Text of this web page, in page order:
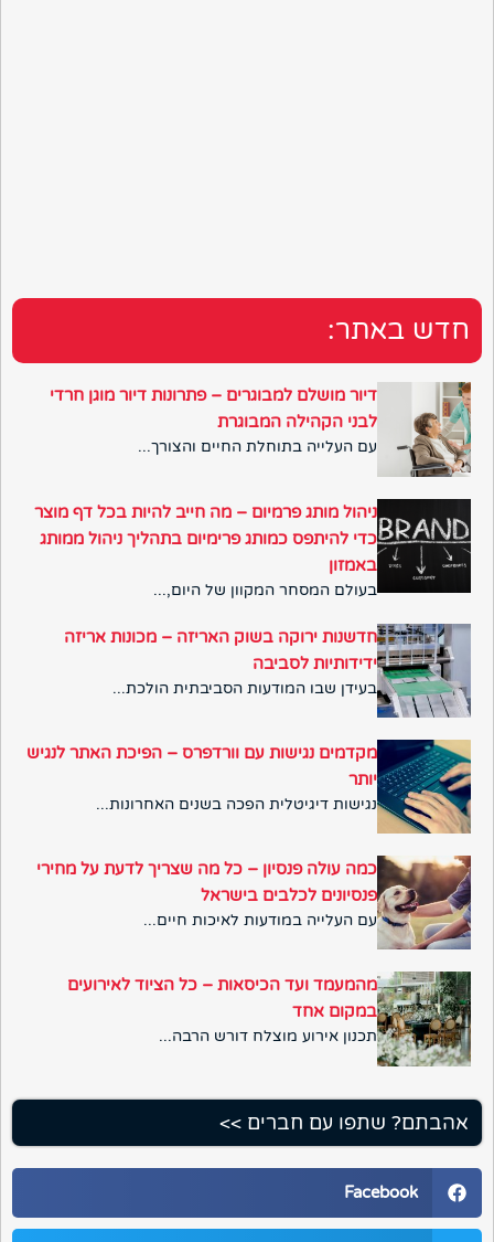
חדש באתר:
דיור מושלם למבוגרים – פתרונות דיור מוגן חרדי
לבני הקהילה המבוגרת
עם העלייה בתוחלת החיים והצורך...
ניהול מותג פרמיום – מה חייב להיות בכל דף מוצר
כדי להיתפס כמותג פרימיום בתהליך ניהול ממותג
באמזון
בעולם המסחר המקוון של היום,...
חדשנות ירוקה בשוק האריזה – מכונות אריזה
ידידותיות לסביבה
בעידן שבו המודעות הסביבתית הולכת...
מקדמים נגישות עם וורדפרס – הפיכת האתר לנגיש
יותר
נגישות דיגיטלית הפכה בשנים האחרונות...
כמה עולה פנסיון – כל מה שצריך לדעת על מחירי
פנסיונים לכלבים בישראל
עם העלייה במודעות לאיכות חיים...
מהמעמד ועד הכיסאות – כל הציוד לאירועים
במקום אחד
תכנון אירוע מוצלח דורש הרבה...
אהבתם? שתפו עם חברים >>
Facebook